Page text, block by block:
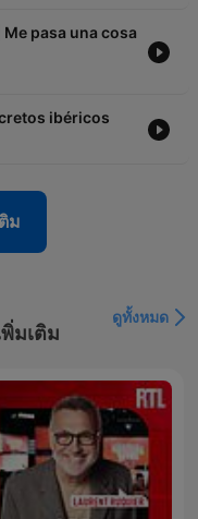
Me pasa una cosa
ibéricos
ม
มเติม
ดูทั้งหมด